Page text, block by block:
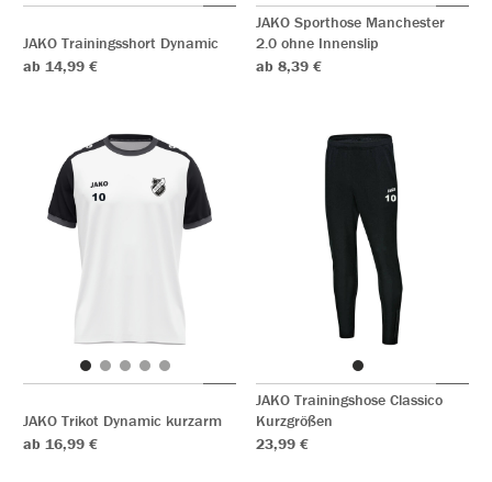
JAKO Trainingsshort Dynamic
ab 14,99 €
JAKO Sporthose Manchester
2.0 ohne Innenslip
ab 8,39 €
JAKO Trikot Dynamic kurzarm
ab 16,99 €
JAKO Trainingshose Classico
Kurzgrößen
23,99 €